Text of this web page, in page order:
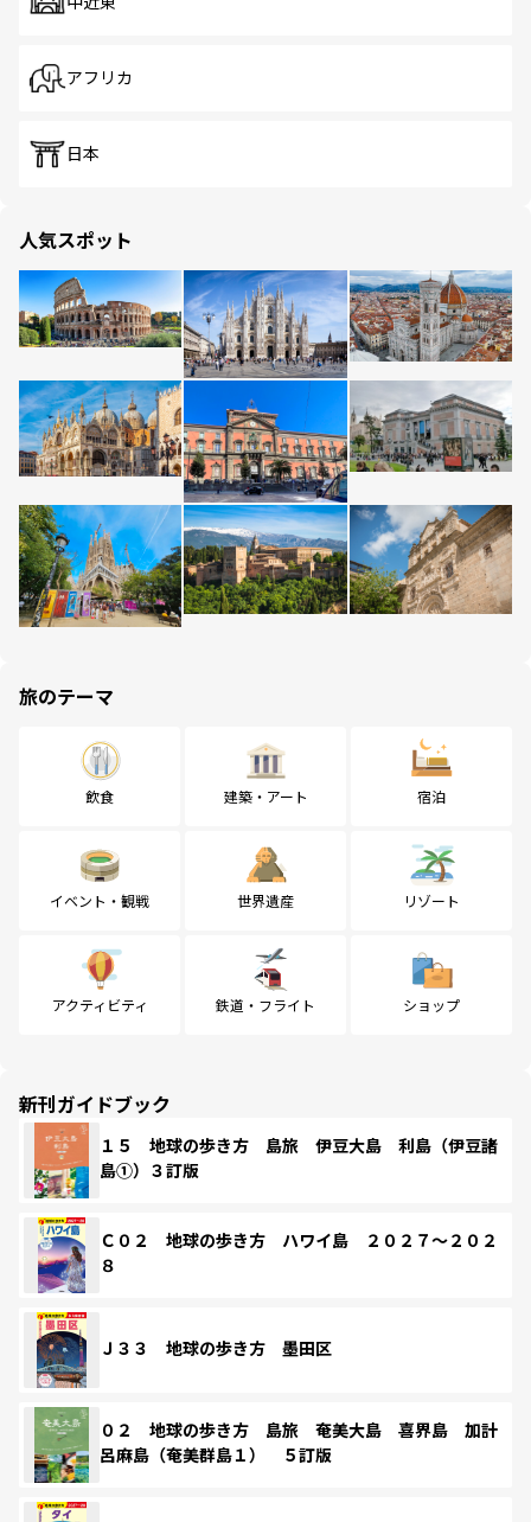
アフリカ
日本
人気スポット
旅のテーマ
飲食 建築・アート 宿泊
イベント・観戦 世界遺産 リゾート
アクティビティ 鉄道・フライト ショップ
新刊ガイドブック
１５ 地球の歩き方 島旅 伊豆大島 利島（伊豆諸
島①）３訂版
Ｃ０２ 地球の歩き方 ハワイ島 ２０２７～２０２
８
Ｊ３３ 地球の歩き方 墨田区
０２ 地球の歩き方 島旅 奄美大島 喜界島 加計
呂麻島（奄美群島１） ５訂版